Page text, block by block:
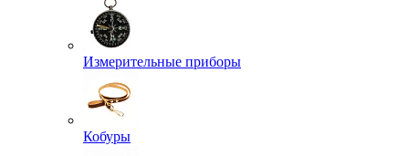
Измерительные приборы
Кобуры